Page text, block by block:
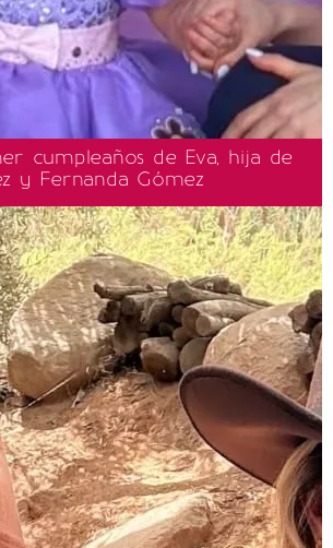
cumpleaños de Eva, hija de
y Fernanda Gómez